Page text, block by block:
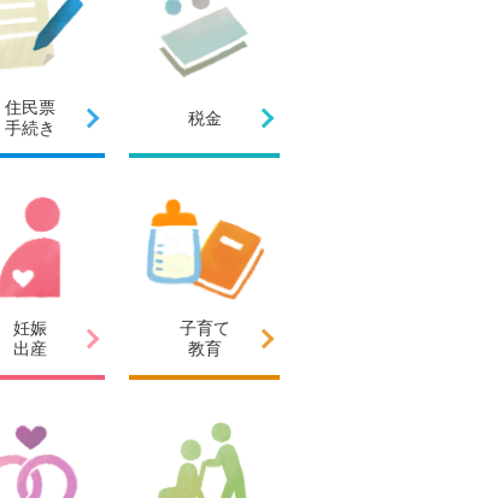
住民票
手続き
税金
妊娠
出産
子育て
教育